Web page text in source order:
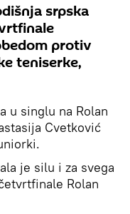
srpska
protiv
teniserke,
u singlu na Rolan
Cvetković
je silu i za svega
Rolan